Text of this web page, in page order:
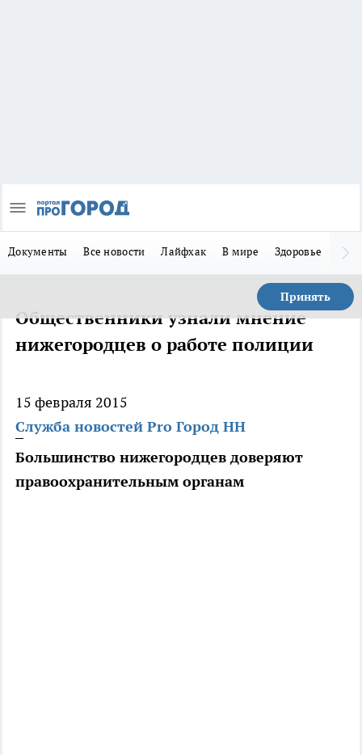
Документы Все новости Лайфхак В мире Здоровье
Принять
Общественники узнали мнение
нижегородцев о работе полиции
15 февраля 2015
Служба новостей Pro Город НН
Большинство нижегородцев доверяют
правоохранительным органам